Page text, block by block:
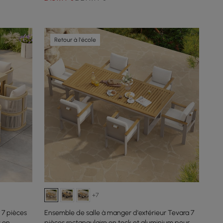
pièces
Retour à l'école
+7
Ensemble de salle à manger d'extérieur Tevara 7